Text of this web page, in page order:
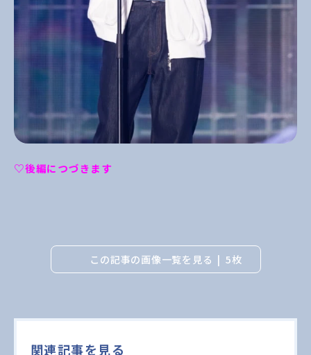
♡後編につづきます
この記事の画像一覧を見る 5枚
関連記事を見る